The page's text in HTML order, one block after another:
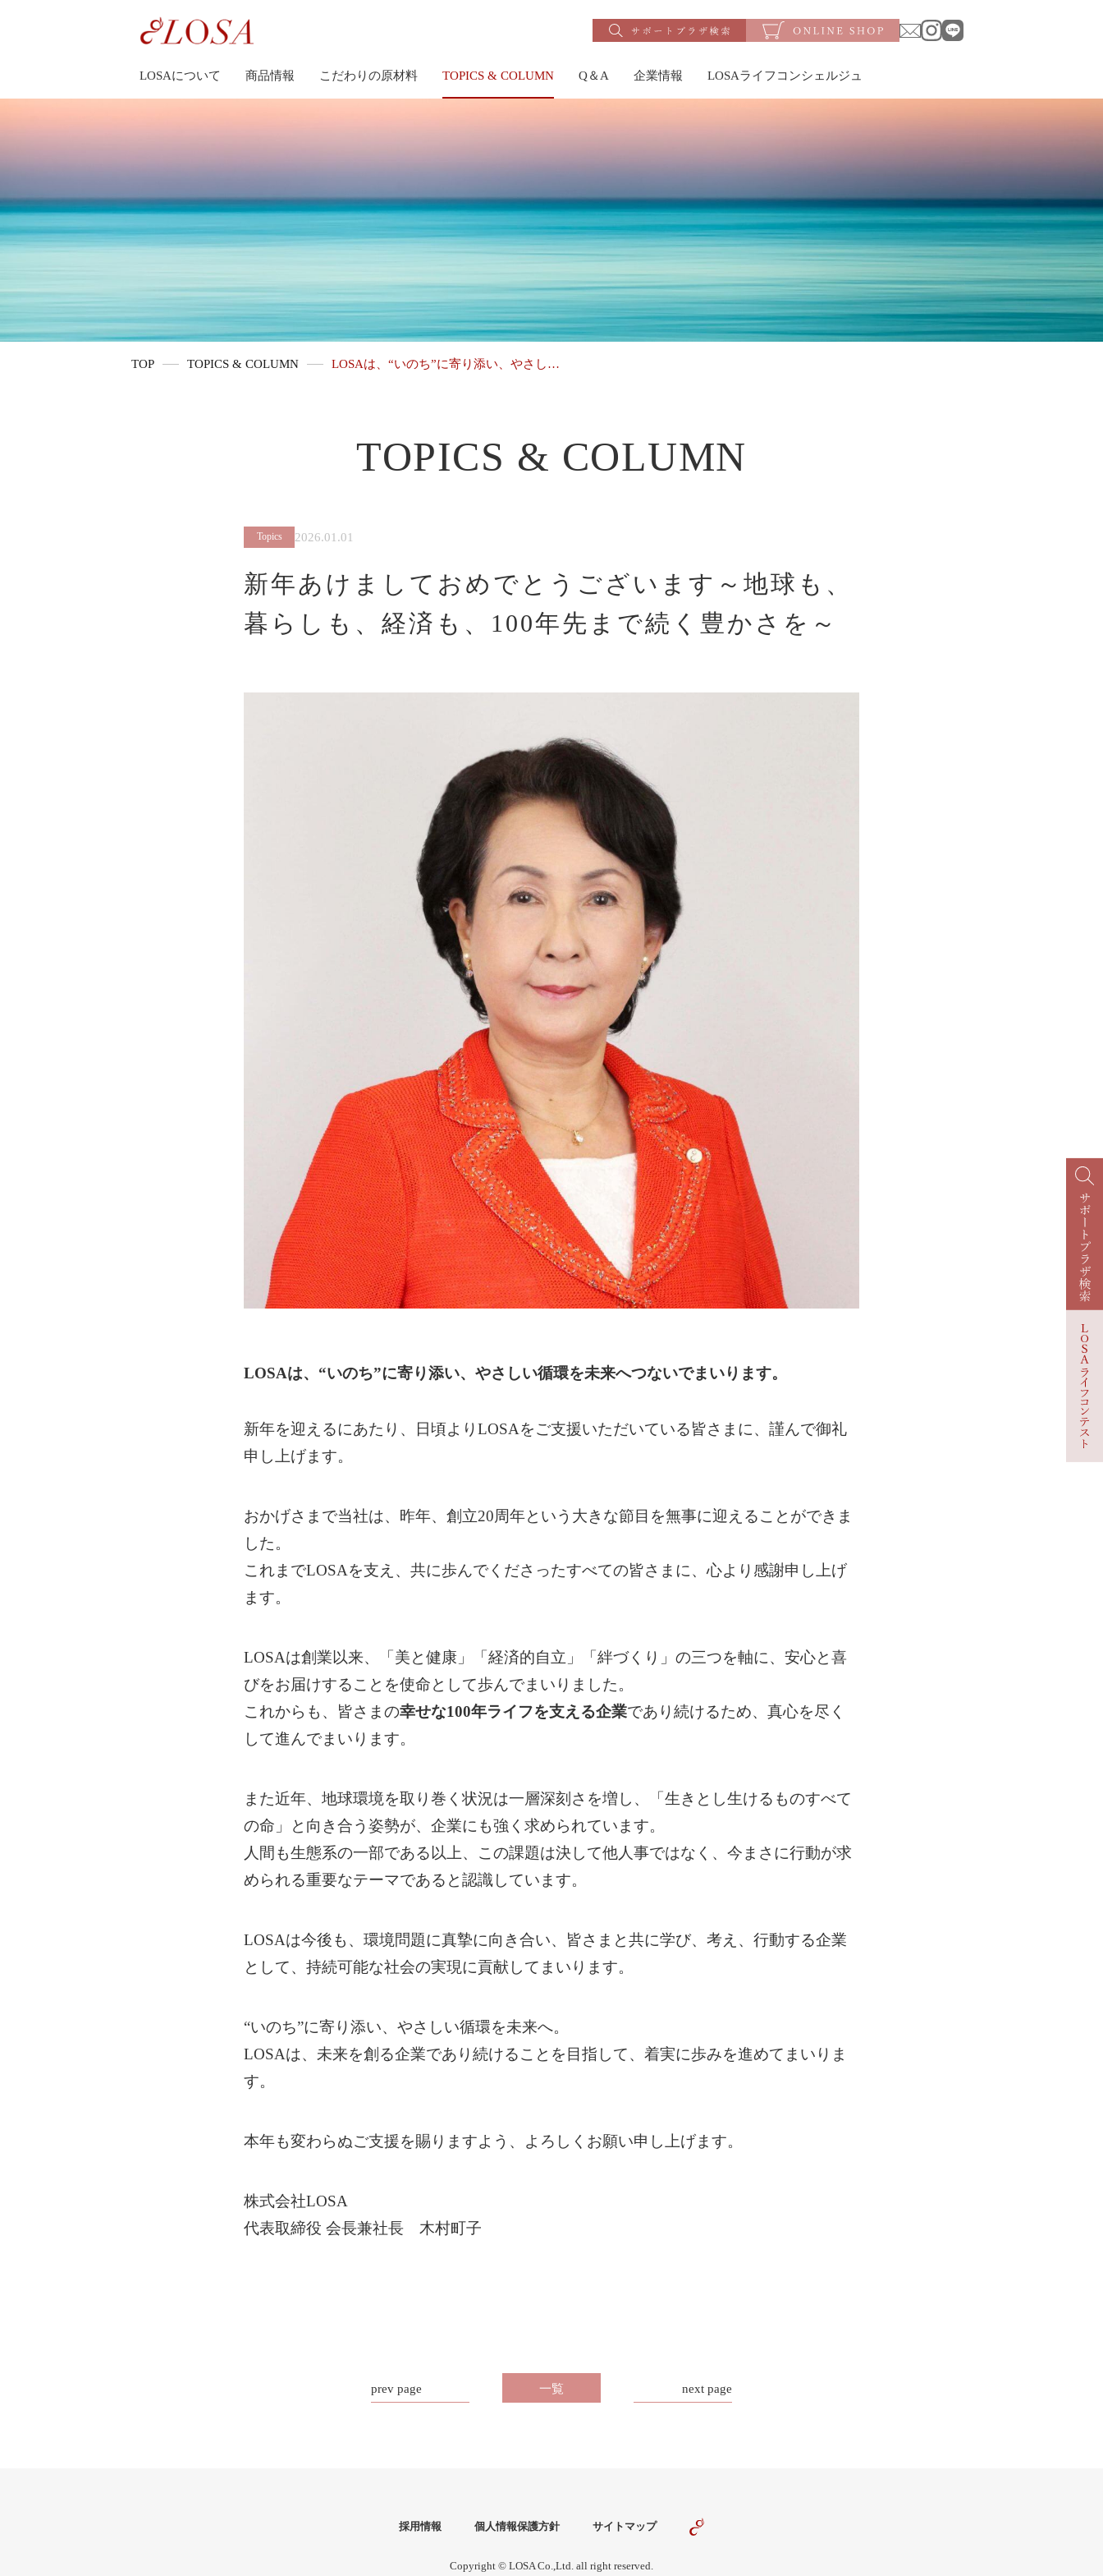
LOSAについて 商品情報 こだわりの原材料 TOPICS & COLUMN Q＆A 企業情報 LOSAライフコンシェルジュ
TOP TOPICS & COLUMN LOSAは、“いのち”に寄り添い、やさし…
TOPICS & COLUMN
Topics 2026.01.01
新年あけましておめでとうございます～地球も、
暮らしも、経済も、100年先まで続く豊かさを～
LOSAは、“いのち”に寄り添い、やさしい循環を未来へつないでまいります。
新年を迎えるにあたり、日頃よりLOSAをご支援いただいている皆さまに、謹んで御礼
申し上げます。
おかげさまで当社は、昨年、創立20周年という大きな節目を無事に迎えることができま
した。
これまでLOSAを支え、共に歩んでくださったすべての皆さまに、心より感謝申し上げ
ます。
LOSAは創業以来、「美と健康」「経済的自立」「絆づくり」の三つを軸に、安心と喜
びをお届けすることを使命として歩んでまいりました。
これからも、皆さまの幸せな100年ライフを支える企業であり続けるため、真心を尽く
して進んでまいります。
また近年、地球環境を取り巻く状況は一層深刻さを増し、「生きとし生けるものすべて
の命」と向き合う姿勢が、企業にも強く求められています。
人間も生態系の一部である以上、この課題は決して他人事ではなく、今まさに行動が求
められる重要なテーマであると認識しています。
LOSAは今後も、環境問題に真摯に向き合い、皆さまと共に学び、考え、行動する企業
として、持続可能な社会の実現に貢献してまいります。
“いのち”に寄り添い、やさしい循環を未来へ。
LOSAは、未来を創る企業であり続けることを目指して、着実に歩みを進めてまいりま
す。
本年も変わらぬご支援を賜りますよう、よろしくお願い申し上げます。
株式会社LOSA
代表取締役 会長兼社長 木村町子
prev page 一覧 next page
採用情報 個人情報保護方針 サイトマップ
Copyright © LOSA Co.,Ltd. all right reserved.